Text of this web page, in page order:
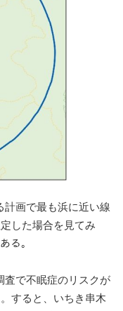
画で最も浜に近い線
した場合を見てみ
る。
で不眠症のリスクが
すると、いちき串木